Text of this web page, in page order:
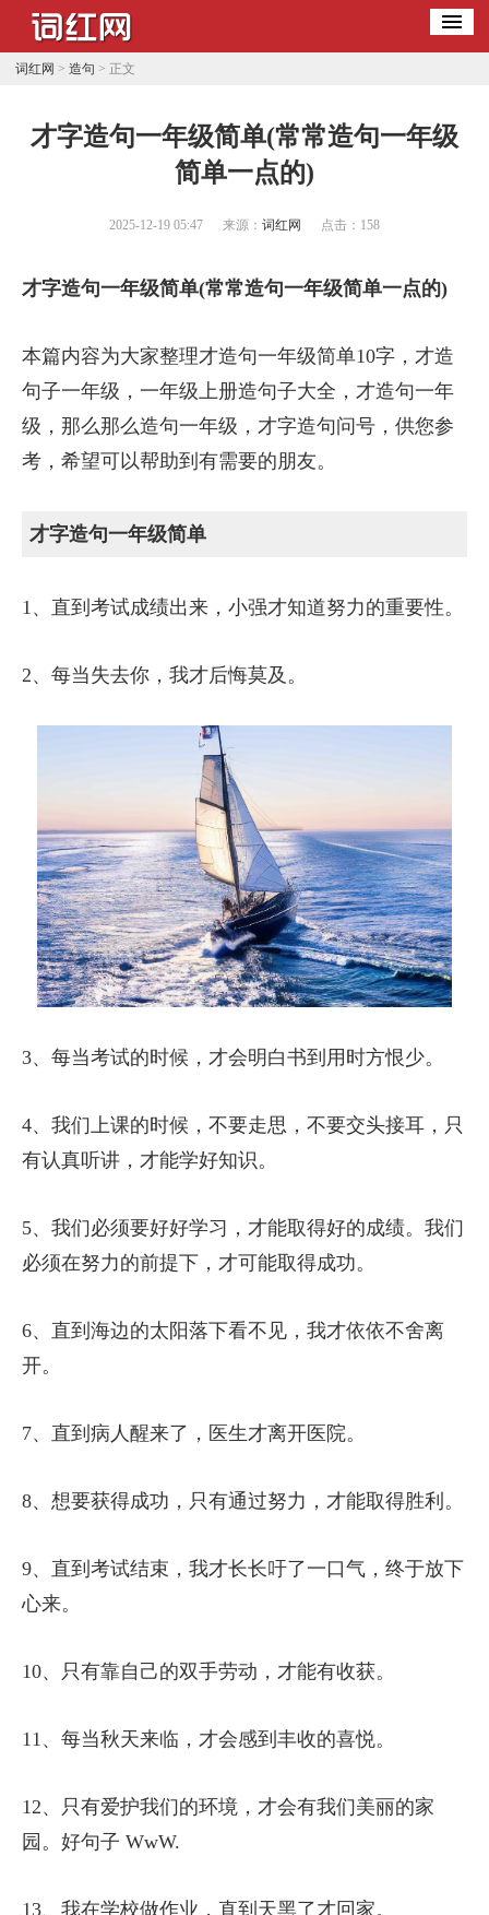
词红网 > 造句 > 正文
​才字造句一年级简单(常常造句一年级
简单一点的)
2025-12-19 05:47 来源： 词红网 点击： 158
才字造句一年级简单(常常造句一年级简单一点的)
本篇内容为大家整理才造句一年级简单10字，才造
句子一年级，一年级上册造句子大全，才造句一年
级，那么那么造句一年级，才字造句问号，供您参
考，希望可以帮助到有需要的朋友。
才字造句一年级简单
1、直到考试成绩出来，小强才知道努力的重要性。
2、每当失去你，我才后悔莫及。
3、每当考试的时候，才会明白书到用时方恨少。
4、我们上课的时候，不要走思，不要交头接耳，只
有认真听讲，才能学好知识。
5、我们必须要好好学习，才能取得好的成绩。我们
必须在努力的前提下，才可能取得成功。
6、直到海边的太阳落下看不见，我才依依不舍离
开。
7、直到病人醒来了，医生才离开医院。
8、想要获得成功，只有通过努力，才能取得胜利。
9、直到考试结束，我才长长吁了一口气，终于放下
心来。
10、只有靠自己的双手劳动，才能有收获。
11、每当秋天来临，才会感到丰收的喜悦。
12、只有爱护我们的环境，才会有我们美丽的家
园。好句子 WwW.
13、我在学校做作业，直到天黑了才回家。